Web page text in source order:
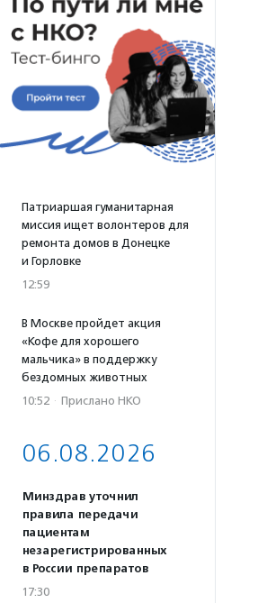
Патриаршая гуманитарная
миссия ищет волонтеров для
ремонта домов в Донецке
и Горловке
12:59
В Москве пройдет акция
«Кофе для хорошего
мальчика» в поддержку
бездомных животных
10:52 · Прислано НКО
06.08.2026
Минздрав уточнил
правила передачи
пациентам
незарегистрированных
в России препаратов
17:30